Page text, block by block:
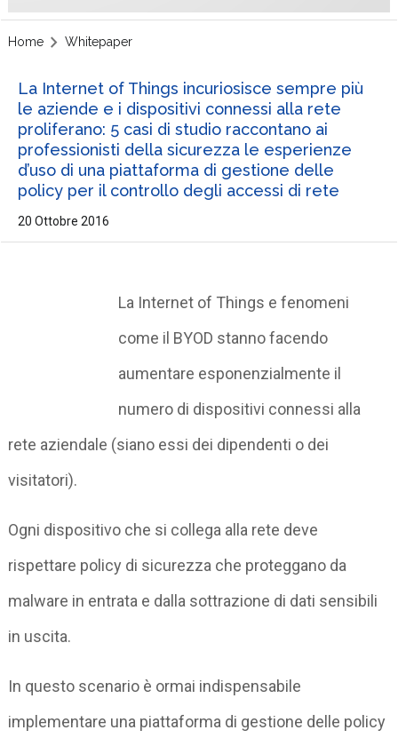
Home Whitepaper
La Internet of Things incuriosisce sempre più
le aziende e i dispositivi connessi alla rete
proliferano: 5 casi di studio raccontano ai
professionisti della sicurezza le esperienze
d’uso di una piattaforma di gestione delle
policy per il controllo degli accessi di rete
20 Ottobre 2016
La Internet of Things e fenomeni
come il BYOD stanno facendo
aumentare esponenzialmente il
numero di dispositivi connessi alla
rete aziendale (siano essi dei dipendenti o dei
visitatori).
Ogni dispositivo che si collega alla rete deve
rispettare policy di sicurezza che proteggano da
malware in entrata e dalla sottrazione di dati sensibili
in uscita.
In questo scenario è ormai indispensabile
implementare una piattaforma di gestione delle policy